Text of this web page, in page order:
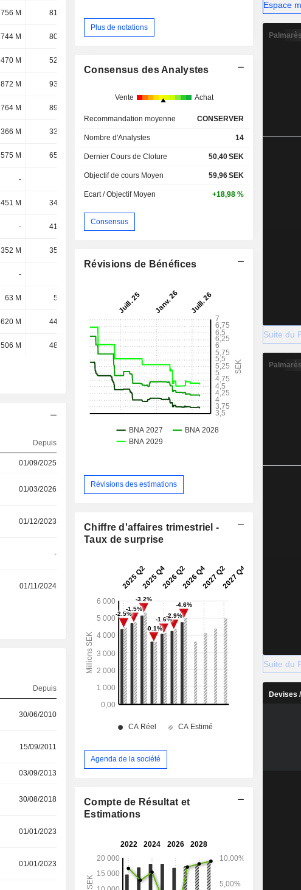
756 M 816 M
744 M 802 M 713 M
470 M 527 M
872 M 931 M
764 M 897 M
366 M 333 M
575 M 653 M 543 M
- 482 M
451 M 343 M
- 417 M 415 M
352 M 356 M
-
63 M 50 M
620 M 449 M -
506 M 484 M -
Depuis
01/09/2025
01/03/2026
01/12/2023
-
01/11/2024
Depuis
30/06/2010
15/09/2011
03/09/2013
30/08/2018
01/01/2023
01/01/2023
Plus de notations
Consensus des Analystes
Vente Achat
Recommandation moyenne CONSERVER
Nombre d'Analystes 14
Dernier Cours de Cloture 50,40SEK
Objectif de cours Moyen 59,96SEK
Ecart / Objectif Moyen +18,98 %
Consensus
Révisions de Bénéfices
Révisions des estimations
Chiffre d'affaires trimestriel -
Taux de surprise
Agenda de la société
Compte de Résultat et
Estimations
Espace
Palmarès
Suite du
Palmarès
Suite du
Devises